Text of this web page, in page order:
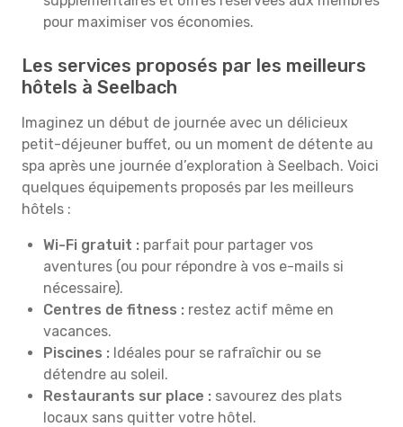
pour maximiser vos économies.
Les services proposés par les meilleurs
hôtels à Seelbach
Imaginez un début de journée avec un délicieux
petit-déjeuner buffet, ou un moment de détente au
spa après une journée d’exploration à Seelbach. Voici
quelques équipements proposés par les meilleurs
hôtels :
Wi-Fi gratuit : parfait pour partager vos
aventures (ou pour répondre à vos e-mails si
nécessaire).
Centres de fitness : restez actif même en
vacances.
Piscines : Idéales pour se rafraîchir ou se
détendre au soleil.
Restaurants sur place : savourez des plats
locaux sans quitter votre hôtel.